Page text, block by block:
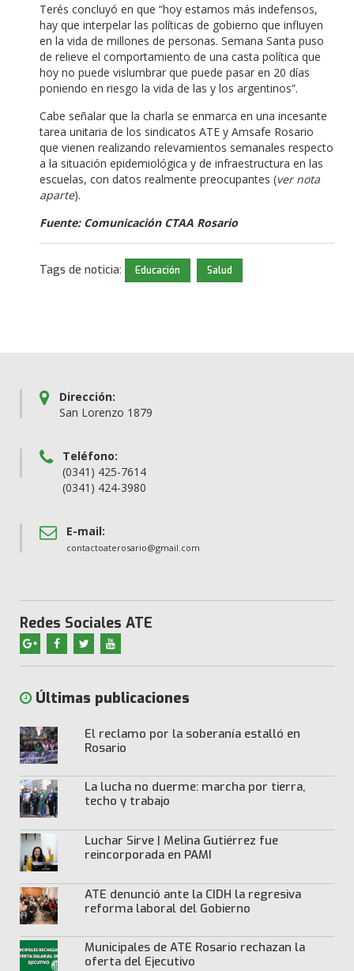
Terés concluyó en que “hoy estamos más indefensos,
hay que interpelar las políticas de gobierno que influyen
en la vida de millones de personas. Semana Santa puso
de relieve el comportamiento de una casta política que
hoy no puede vislumbrar que puede pasar en 20 días
poniendo en riesgo la vida de las y los argentinos”.
Cabe señalar que la charla se enmarca en una incesante
tarea unitaria de los sindicatos ATE y Amsafe Rosario
que vienen realizando relevamientos semanales respecto
a la situación epidemiológica y de infraestructura en las
escuelas, con datos realmente preocupantes (ver nota
aparte).
Fuente: Comunicación CTAA Rosario
Tags de noticia: Educación Salud
Dirección:
San Lorenzo 1879
Teléfono:
(0341) 425-7614
(0341) 424-3980
E-mail:
contactoaterosario@gmail.com
Redes Sociales ATE
Últimas publicaciones
El reclamo por la soberanía estalló en
Rosario
La lucha no duerme: marcha por tierra,
techo y trabajo
Luchar Sirve | Melina Gutiérrez fue
reincorporada en PAMI
ATE denunció ante la CIDH la regresiva
reforma laboral del Gobierno
Municipales de ATE Rosario rechazan la
oferta del Ejecutivo